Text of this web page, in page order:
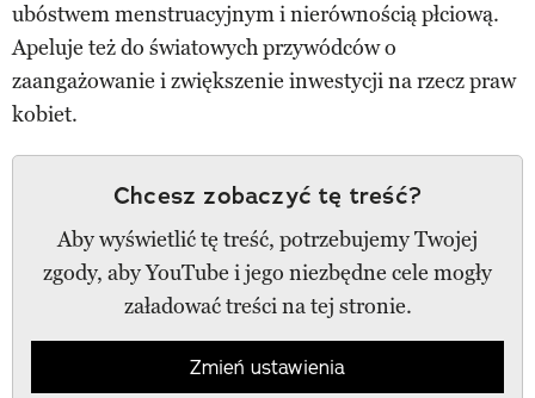
ubóstwem menstruacyjnym i nierównością płciową.
Apeluje też do światowych przywódców o
zaangażowanie i zwiększenie inwestycji na rzecz praw
kobiet.
Chcesz zobaczyć tę treść?
Aby wyświetlić tę treść, potrzebujemy Twojej
zgody, aby YouTube i jego niezbędne cele mogły
załadować treści na tej stronie.
Zmień ustawienia